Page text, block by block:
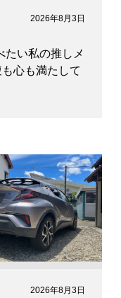
2026年8月3日
たい私の推しメ
心も満たして
2026年8月3日